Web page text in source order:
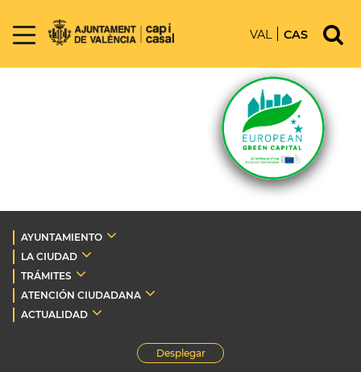
VAL CAS
AYUNTAMIENTO
LA CIUDAD
TRÁMITES
ATENCIÓN CIUDADANA
ACTUALIDAD
Desplegar